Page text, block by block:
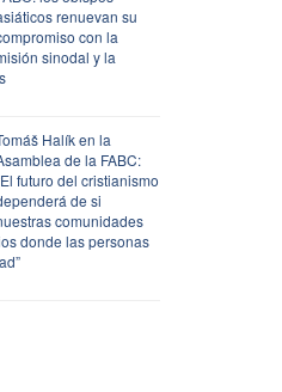
renuevan su
con la
sinodal y la
Halík en la
de la FABC:
futuro del cristianismo
de si
comunidades
donde las personas